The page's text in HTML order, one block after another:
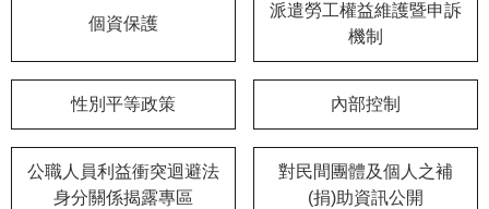
區
善
措
施
個資保護
派遣勞工權益維護暨申訴
機制
性別平等政策 內部控制
公職人員利益衝突迴避法
身分關係揭露專區
對民間團體及個人之補
(捐)助資訊公開